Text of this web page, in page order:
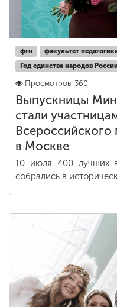
фгн факультет
Год единства народов
Просмотров: 360
Выпускницы
стали
Всероссийского
в Москве
10 июля 400 лучших
собрались в